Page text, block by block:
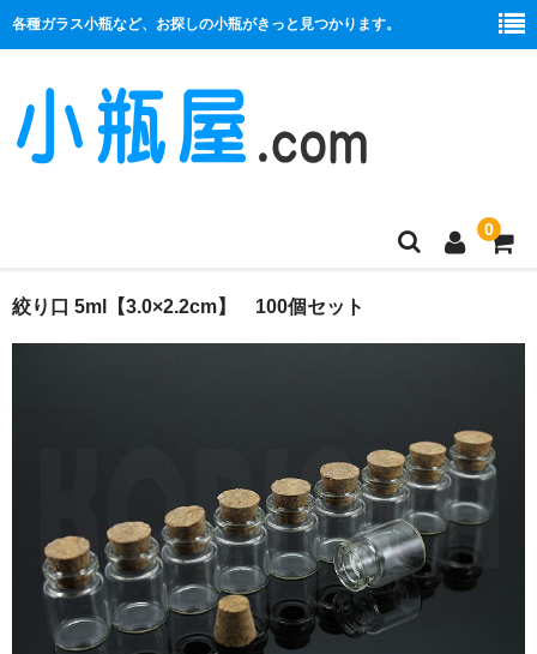
各種ガラス小瓶など、お探しの小瓶がきっと見つかります。
0
商品一覧
ストレート
コルク栓
絞り口 5ml【3.0×2.2cm】 100個セット